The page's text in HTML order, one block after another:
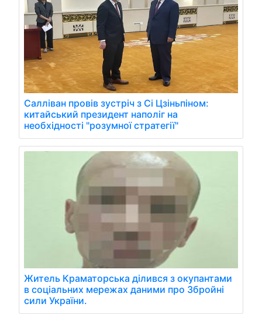
Салліван провів зустріч з Сі Цзіньпіном:
китайський президент наполіг на
необхідності "розумної стратегії"
Житель Краматорська ділився з окупантами
в соціальних мережах даними про Збройні
сили України.